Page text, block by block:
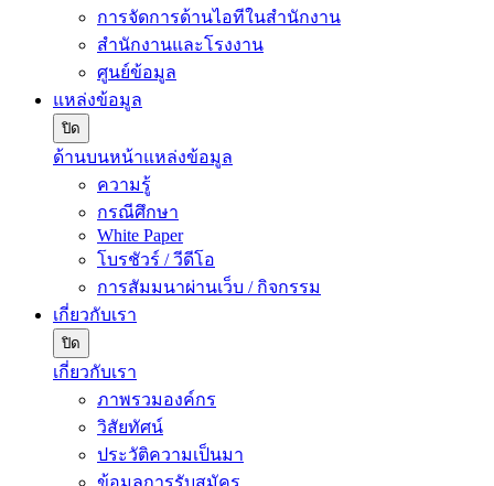
การจัดการด้านไอทีในสำนักงาน
สำนักงานและโรงงาน
ศูนย์ข้อมูล
แหล่งข้อมูล
ปิด
ด้านบนหน้าแหล่งข้อมูล
ความรู้
กรณีศึกษา
White Paper
โบรชัวร์ / วีดีโอ
การสัมมนาผ่านเว็บ / กิจกรรม
เกี่ยวกับเรา
ปิด
เกี่ยวกับเรา
ภาพรวมองค์กร
วิสัยทัศน์
ประวัติความเป็นมา
ข้อมูลการรับสมัคร